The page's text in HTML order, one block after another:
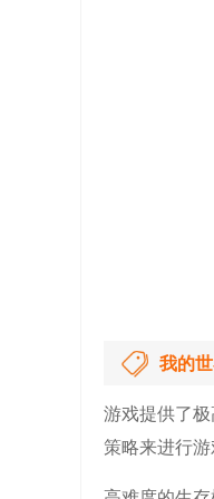
我的
游戏提供了
策略来进行游